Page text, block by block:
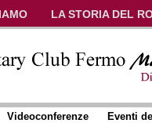
LA STORIA DEL
Videoconferenze Eventi